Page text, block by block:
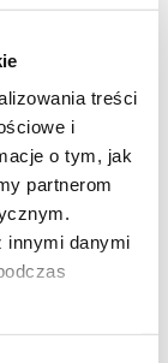
treści
i
o tym, jak
partnerom
innymi danymi
EN
typ 1.